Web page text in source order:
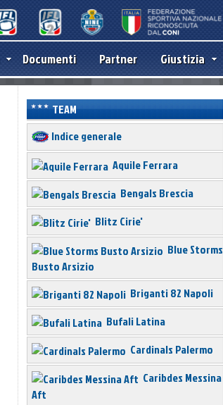
Documenti Partner Giustizia
TEAM
Indice generale
Aquile Ferrara
Bengals Brescia
Blitz Cirie'
Blue Storms
Busto Arsizio
Briganti 82 Napoli
Bufali Latina
Cardinals Palermo
Caribdes Messina
Aft